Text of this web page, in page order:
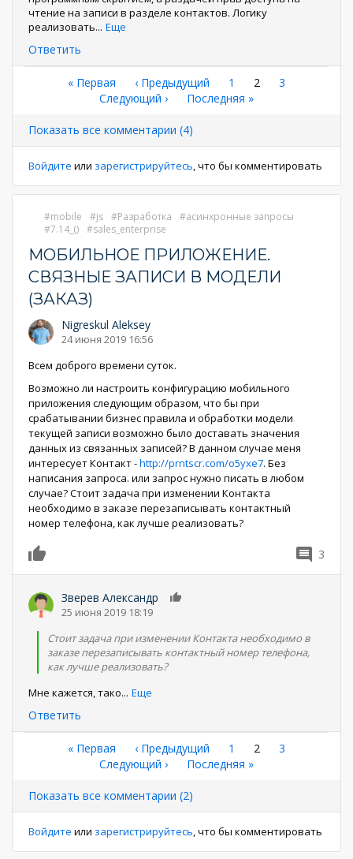
чтение на записи в разделе контактов. Логику
реализовать... Еще
Ответить
Нумерация
страниц
Первая
страница
« Первая ←
‹ Предыдущий Страница
1
Текущая
2 Страница
3
Следующая
Следующий ›
Последняя
Последняя »
Показать все комментарии (4)
Войдите или зарегистрируйтесь, что бы комментировать
mobile js Разработка
асинхронные запросы
7.14_()
sales_enterprise
МОБИЛЬНОЕ ПРИЛОЖЕНИЕ.
СВЯЗНЫЕ ЗАПИСИ В МОДЕЛИ
(ЗАКАЗ)
Nigreskul Aleksey
24 июня 2019 16:56
Всем доброго времени суток.
Возможно ли настроить конфигурацию мобильного
приложения следующим образом, что бы при
срабатывании бизнес правила и обработки модели
текущей записи возможно было доставать значения
данных из связанных записей? В данном случае меня
интересует Контакт -http://prntscr.com/o5yxe7. Без
написания запроса. или запрос нужно писать в любом
случае? Стоит задача при изменении Контакта
необходимо в заказе перезаписывать контактный
номер телефона, как лучше реализовать?
3
Зверев Александр
25 июня 2019 18:19
Стоит задача при изменении Контакта необходимо в
заказе перезаписывать контактный номер телефона,
как лучше реализовать?
Мне кажется, тако... Еще
Ответить
Нумерация
страниц
Первая
страница
« Первая ←
‹ Предыдущий Страница
1
Текущая
2 Страница
3
Следующая
Следующий ›
Последняя
Последняя »
Показать все комментарии (2)
Войдите или зарегистрируйтесь, что бы комментировать